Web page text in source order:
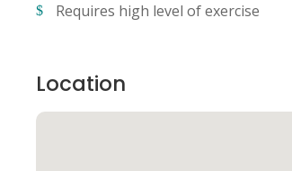
Requires high level of exercise
Location